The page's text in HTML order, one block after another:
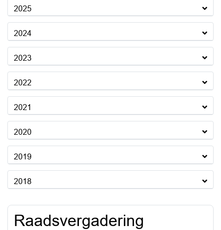
2025
2024
2023
2022
2021
2020
2019
2018
Raadsvergadering